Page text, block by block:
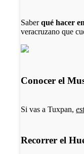
Saberqué hacer
veracruzano que
Conocer el
Si vas a Tuxpan,
Recorrer el